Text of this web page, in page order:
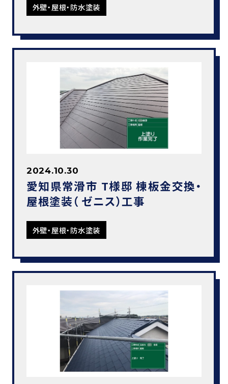
外壁・屋根・防水塗装
2024.10.30
愛知県常滑市 T様邸 棟板金交換・
屋根塗装（ ゼニス）工事
外壁・屋根・防水塗装